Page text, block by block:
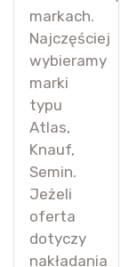
markach.
Najczęściej
wybieramy
marki
typu
Atlas,
Knauf,
Semin.
Jeżeli
oferta
dotyczy
nakładania